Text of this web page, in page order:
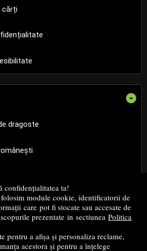
confidențialitatea ta!
module cookie, identificatorii de
care pot fi stocate sau accesate de
prezentate in sectiunea Politica
pentru a afișa și personaliza reclame,
acestora și pentru a înțelege
cărți
-
dragoste
istorie